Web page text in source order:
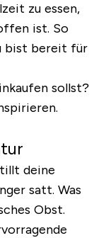
zu essen,
ist. So
bist bereit für
sollst?
deine
satt. Was
Obst.